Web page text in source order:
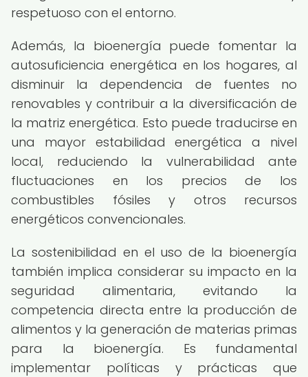
respetuoso con el entorno.
Además, la bioenergía puede fomentar la
autosuficiencia energética en los hogares, al
disminuir la dependencia de fuentes no
renovables y contribuir a la diversificación de
la matriz energética. Esto puede traducirse en
una mayor estabilidad energética a nivel
local, reduciendo la vulnerabilidad ante
fluctuaciones en los precios de los
combustibles fósiles y otros recursos
energéticos convencionales.
La sostenibilidad en el uso de la bioenergía
también implica considerar su impacto en la
seguridad alimentaria, evitando la
competencia directa entre la producción de
alimentos y la generación de materias primas
para la bioenergía. Es fundamental
implementar políticas y prácticas que